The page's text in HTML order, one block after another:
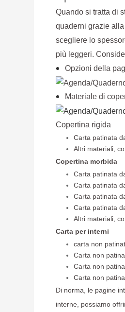
Quando si tratta di
quaderni grazie
scegliere lo
più leggeri.
Opzioni della
Materiale di
Copertina rigida
Carta patinata
Altri materiali,
Copertina morbida
Carta patinata
Carta patinata
Carta patinata
Carta patinata
Altri materiali,
Carta per interni
carta non
Carta non
Carta non
Carta non
Di norma, le pagine
interne, possiamo